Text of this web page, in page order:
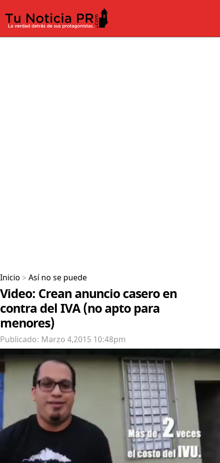
Inicio > Así no se puede
Video: Crean anuncio casero en
contra del IVA (no apto para
menores)
Publicado: Marzo 4,2015 10:48pm